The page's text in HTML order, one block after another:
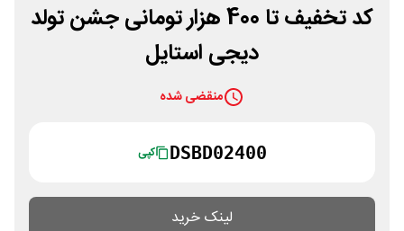
کد تخفیف تا 400 هزار تومانی جشن تولد
دیجی استایل
منقضی شده
DSBD02400 کپی
لینک خرید